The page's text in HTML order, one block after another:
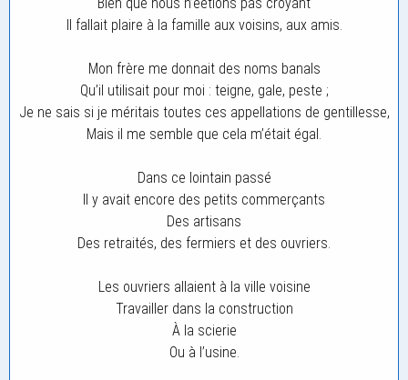
Il fallait plaire à la famille aux voisins, aux amis.
Mon frère me donnait des noms banals
Qu’il utilisait pour moi : teigne, gale, peste ;
Je ne sais si je méritais toutes ces appellations de gentillesse,
Mais il me semble que cela m’était égal.
Dans ce lointain passé
Il y avait encore des petits commerçants
Des artisans
Des retraités, des fermiers et des ouvriers.
Les ouvriers allaient à la ville voisine
Travailler dans la construction
À la scierie
Ou à l’usine.